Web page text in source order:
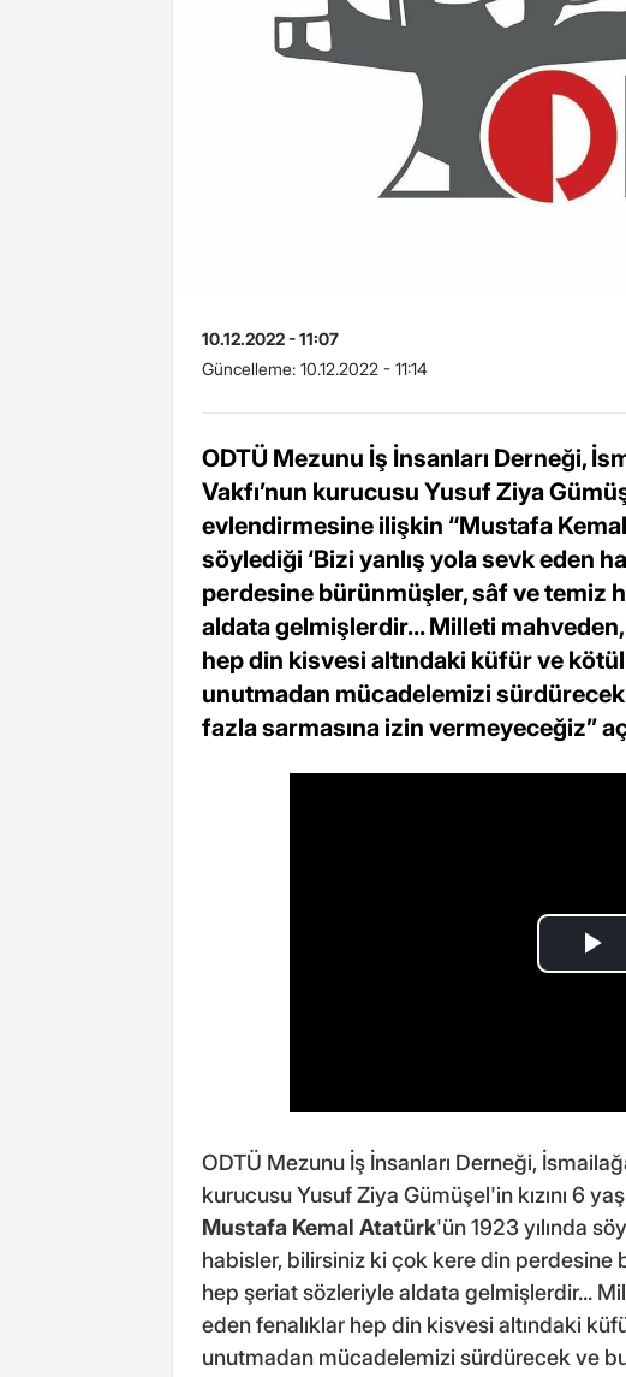
10.12.2022 - 11:07
Güncelleme: 10.12.2022 - 11:14
ODTÜ Mezunu İş İnsanları Derneği,
Vakfı’nun kurucusu Yusuf Ziya
evlendirmesine ilişkin “Mustafa Kemal
söylediği ‘Bizi yanlış yola sevk eden
perdesine bürünmüşler, sâf ve temiz
aldata gelmişlerdir... Milleti
hep din kisvesi altındaki küfür ve
unutmadan mücadelemizi sürdürecek
fazla sarmasına izin vermeyeceğiz”
ODTÜ Mezunu İş İnsanları Derneği,
kurucusu Yusuf Ziya Gümüşel'in kızını 6
Mustafa Kemal Atatürk'ün 1923 yılında
habisler, bilirsiniz ki çok kere din perdesine
hep şeriat sözleriyle aldata gelmişlerdir...
eden fenalıklar hep din kisvesi altındaki
unutmadan mücadelemizi sürdürecek ve